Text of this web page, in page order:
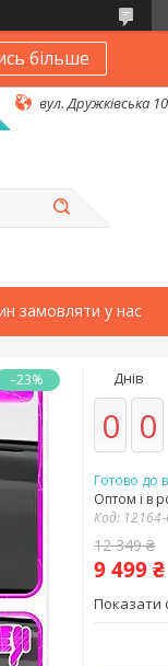
більше
вул. Дружківська
замовляти у нас
–23% Днів
0 0
Готово до
Оптом і в
Код:
12 349 ₴
9 499 ₴
Показати